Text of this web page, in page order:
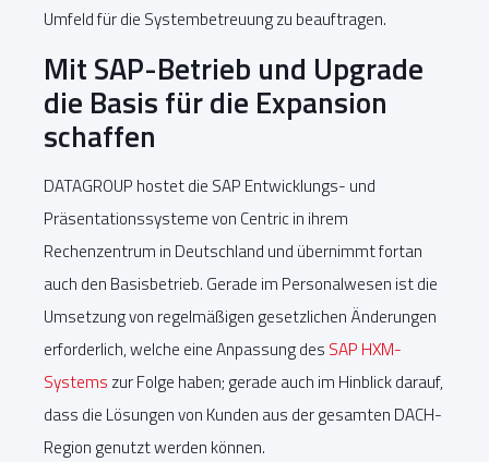
Umfeld für die Systembetreuung zu beauftragen.
Mit SAP-Betrieb und Upgrade
die Basis für die Expansion
schaffen
DATAGROUP hostet die SAP Entwicklungs- und
Präsentationssysteme von Centric in ihrem
Rechenzentrum in Deutschland und übernimmt fortan
auch den Basisbetrieb. Gerade im Personalwesen ist die
Umsetzung von regelmäßigen gesetzlichen Änderungen
erforderlich, welche eine Anpassung des SAP HXM-
Systems zur Folge haben; gerade auch im Hinblick darauf,
dass die Lösungen von Kunden aus der gesamten DACH-
Region genutzt werden können.